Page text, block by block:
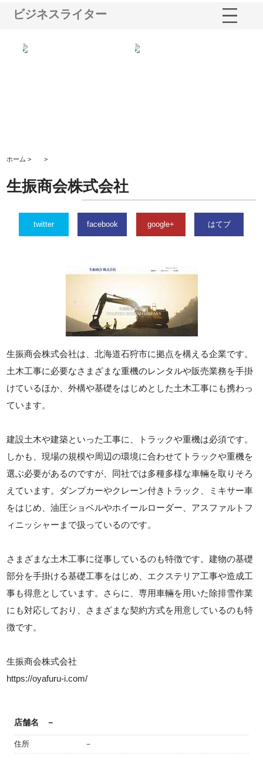
ビジネスライター
ホーム > >
生振商会株式会社
twitter facebook google+ はてブ
生振商会株式会社は、北海道石狩市に拠点を構える企業です。
土木工事に必要なさまざまな重機のレンタルや販売業務を手掛
けているほか、外構や基礎をはじめとした土木工事にも携わっ
ています。
建設土木や建築といった工事に、トラックや重機は必須です。
しかも、現場の規模や周辺の環境に合わせてトラックや重機を
選ぶ必要があるのですが、同社では多種多様な車輛を取りそろ
えています。ダンプカーやクレーン付きトラック、ミキサー車
をはじめ、油圧ショベルやホイールローダー、アスファルトフ
ィニッシャーまで扱っているのです。
さまざまな土木工事に従事しているのも特徴です。建物の基礎
部分を手掛ける基礎工事をはじめ、エクステリア工事や造成工
事も得意としています。さらに、専用車輛を用いた除排雪作業
にも対応しており、さまざまな契約方式を用意しているのも特
徴です。
生振商会株式会社
https://oyafuru-i.com/
店舗名 －
住所 －